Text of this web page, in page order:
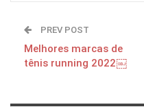
PREV POST
Melhores marcas de
tênis running 2022￼